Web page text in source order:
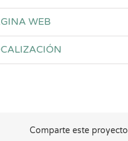
WEB
Comparte este proyecto